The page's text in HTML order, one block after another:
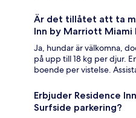
Är det tillåtet att ta
Inn by Marriott Miami
Ja, hundar är välkomna,
på upp till 18 kg per djur.
boende per vistelse.
Erbjuder Residence
Surfside parkering?